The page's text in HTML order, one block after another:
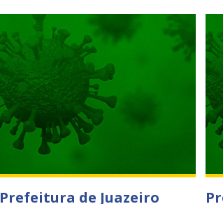
Prefeitura de Juazeiro